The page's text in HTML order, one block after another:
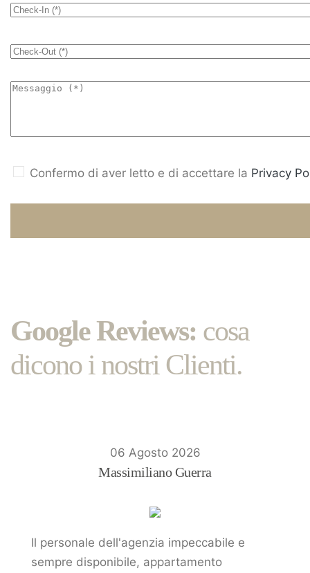
Confermo di aver letto e di accettare la Privacy
Google Reviews: cosa
dicono i nostri Clienti.
06 Agosto 2026
Massimiliano Guerra
Il personale dell'agenzia impeccabile e
sempre disponibile, appartamento